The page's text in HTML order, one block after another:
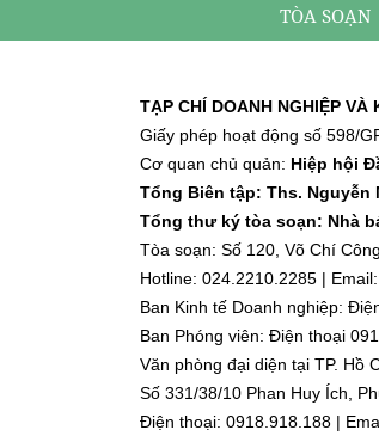
TÒA SOẠN
TẠP CHÍ DOANH NGHIỆP VÀ
Giấy phép hoạt động số 598/
Cơ quan chủ quản: Hiệp hội
Tổng Biên tập: Ths. Nguyễn
Tổng thư ký tòa soạn: Nhà
Tòa soạn: Số 120, Võ Chí
Hotline: 024.2210.2285 |
Ban Kinh tế Doanh nghiệp:
Ban Phóng viên: Điện thoại
Văn phòng đại diện tại TP. Hồ
Số 331/38/10 Phan Huy Ích,
Điện thoại: 0918.918.188 |